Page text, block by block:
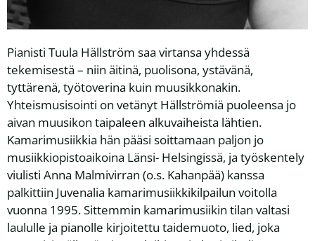
Pianisti Tuula Hällström saa virtansa yhdessä
tekemisestä – niin äitinä, puolisona, ystävänä,
tyttärenä, työtoverina kuin muusikkonakin.
Yhteismusisointi on vetänyt Hällströmiä puoleensa jo
aivan muusikon taipaleen alkuvaiheista lähtien.
Kamarimusiikkia hän pääsi soittamaan paljon jo
musiikkiopistoaikoina Länsi- Helsingissä, ja työskentely
viulisti Anna Malmivirran (o.s. Kahanpää) kanssa
palkittiin Juvenalia kamarimusiikkikilpailun voitolla
vuonna 1995. Sittemmin kamarimusiikin tilan valtasi
laululle ja pianolle kirjoitettu taidemuoto, lied, joka